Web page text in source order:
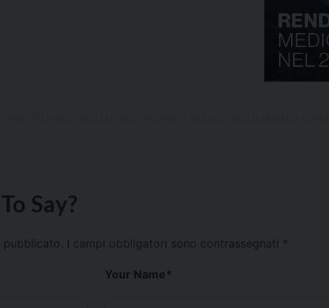
Say?
I campi obbligatori sono contrassegnati *
Your Name*